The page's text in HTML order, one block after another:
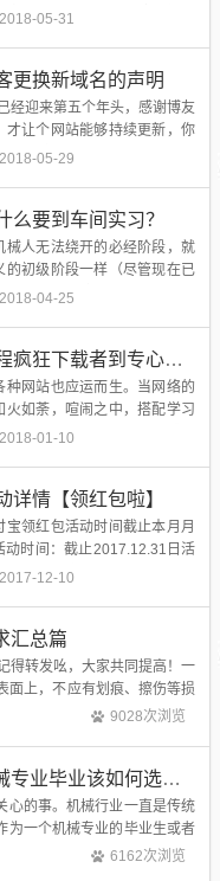
际工作不该收多少钱！接下
一人一台iP...
2018-05-31
更换新域名的声明
经迎来第五个年头，感谢博友
才让个网站能够持续更新，你
吗？博主找了一下旧版的网
载和教程的分享，以...
2018-05-29
么要到车间实习？
械人无法绕开的必经阶段，就
的初级阶段一样（尽管现在已
但政治你一定背过），这就是
过车间的锻炼，你是无法成
...
2018-04-25
感悟：从资料教程疯狂下载者到专心学习者
种网站也应运而生。当网络的
火如荼，喧闹之中，搭配学习
叫资料下载的毒药，更糟糕
的交流开了一道大门。从今
多...
2018-01-10
详情【领红包啦】
领红包活动时间截止本月月
动时间：截止2017.12.31日活
扫描下方二维码就可以领取
损失，付款之后博主每天晚
2017-12-10
汇总篇
得转发吆，大家共同提高！一
面上，不应有划痕、擦伤等损
要求1. 经调质处理，HRC50
9028次浏览
该如何选择就业方向？
心的事。机械行业一直是传统
为一个机械专业的毕业生或者
对较好的？分别适合哪类型
6162次浏览